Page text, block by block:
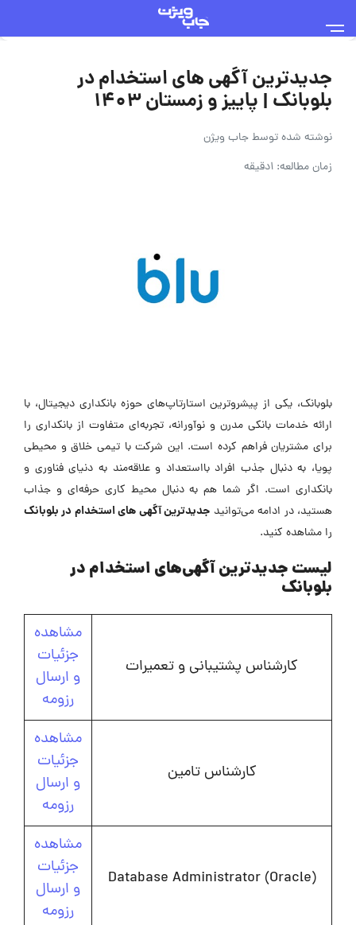
جدیدترین آگهی های استخدام در
بلوبانک | پاییز و زمستان ۱۴۰۳
نوشته شده توسطجاب ویژن
زمان مطالعه: 1دقیقه
بلوبانک، یکی از پیشروترین استارتاپ‌های حوزه بانکداری دیجیتال، با
ارائه خدمات بانکی مدرن و نوآورانه، تجربه‌ای متفاوت از بانکداری را
برای مشتریان فراهم کرده است. این شرکت با تیمی خلاق و محیطی
پویا، به دنبال جذب افراد بااستعداد و علاقه‌مند به دنیای فناوری و
بانکداری است. اگر شما هم به دنبال محیط کاری حرفه‌ای و جذاب
هستید، در ادامه می‌توانید جدیدترین آگهی های استخدام در بلوبانک
را مشاهده کنید.
لیست جدیدترین آگهی‌های استخدام در
بلوبانک
کارشناس پشتیبانی و تعمیرات
مشاهده
جزئیات
و ارسال
رزومه
کارشناس تامین
مشاهده
جزئیات
و ارسال
رزومه
Database Administrator (Oracle)
مشاهده
جزئیات
و ارسال
رزومه